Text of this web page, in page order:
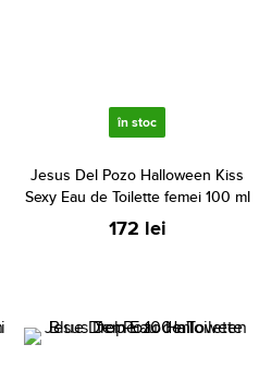
în stoc
Jesus Del Pozo Halloween Kiss
Sexy Eau de Toilette femei 100 ml
172 lei